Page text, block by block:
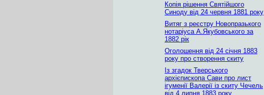
Копія рішення Святійшого
Синоду від 24 червня 1881 року
Витяг з реєстру Новопразького
нотаріуса А.Якубовського за
1882 рік
Оголошення від 24 січня 1883
року про створення скиту
Із згадок Тверського
архієпископа Сави про лист
ігуменії Валерії із скиту Чечель
від 4 липня 1883 року